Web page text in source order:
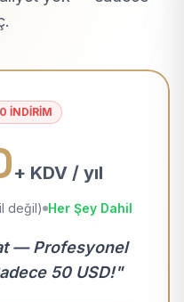
İNDİRİM
+ KDV / yıl
değil) Her Şey Dahil
— Profesyonel
50 USD!"